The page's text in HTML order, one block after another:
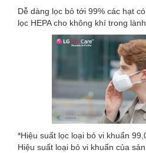
Dễ dàng lọc bỏ tới 99% các hạt
lọc HEPA cho không khí trong
*Hiệu suất lọc loại bỏ vi khuẩn
Hiệu suất loại bỏ vi khuẩn của